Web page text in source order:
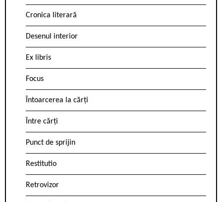
Cronica literară
Desenul interior
Ex libris
Focus
Întoarcerea la cărți
Între cărți
Punct de sprijin
Restitutio
Retrovizor